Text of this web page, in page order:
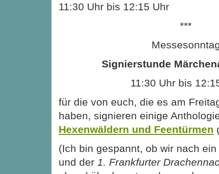
11:30 Uhr bis 12:15 Uhr
***
Signierstunde
11:30 Uhr bis
für die von euch, die es am
haben, signieren einige
Hexenwäldern und Feentürmen
(Ich bin gespannt, ob wir nach
und der 1. Frankfurter